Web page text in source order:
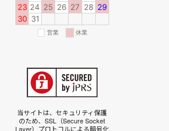
当サイトは、セキュリティ保護
のため、SSL（Secure Socket
Layer）プロトコルによる暗号化